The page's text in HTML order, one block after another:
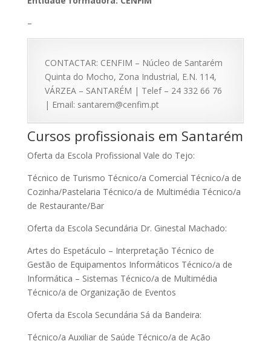
–
CONTACTAR: CENFIM – Núcleo de Santarém
Quinta do Mocho, Zona Industrial, E.N. 114,
VÁRZEA – SANTARÉM | Telef – 24 332 66 76
| Email: santarem@cenfim.pt
Cursos profissionais em Santarém
Oferta da Escola Profissional Vale do Tejo:
Técnico de Turismo Técnico/a Comercial Técnico/a de
Cozinha/Pastelaria Técnico/a de Multimédia Técnico/a
de Restaurante/Bar
Oferta da Escola Secundária Dr. Ginestal Machado:
Artes do Espetáculo – Interpretação Técnico de
Gestão de Equipamentos Informáticos Técnico/a de
Informática – Sistemas Técnico/a de Multimédia
Técnico/a de Organização de Eventos
Oferta da Escola Secundária Sá da Bandeira:
Técnico/a Auxiliar de Saúde Técnico/a de Ação